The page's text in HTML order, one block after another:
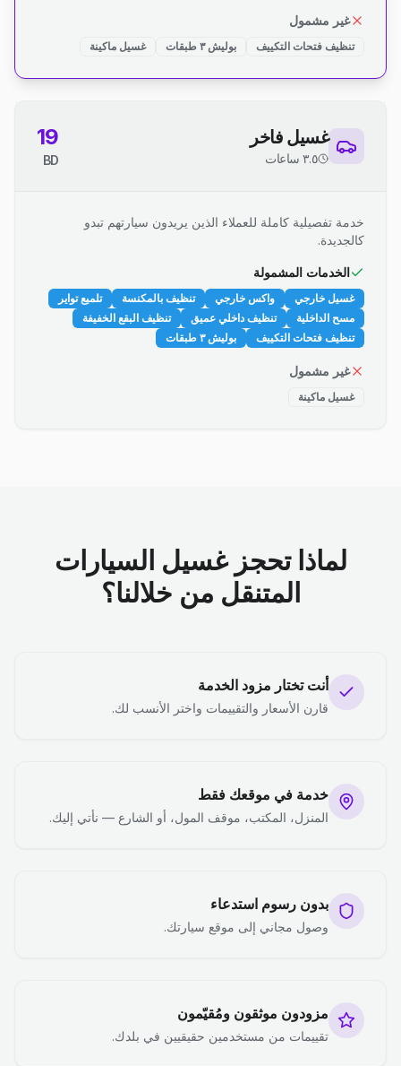
غير مشمول
تنظيف فتحات التكييف بوليش ٣ طبقات غسيل ماكينة
غسيل فاخر
٣.٥ ساعات
19
BD
خدمة تفصيلية كاملة للعملاء الذين يريدون سيارتهم تبدو
كالجديدة.
الخدمات المشمولة
غسيل خارجي واكس خارجي تنظيف بالمكنسة
تلميع تواير
مسح الداخلية
تنظيف داخلي عميق
تنظيف البقع الخفيفة
تنظيف فتحات التكييف
بوليش ٣ طبقات
غير مشمول
غسيل ماكينة
لماذا تحجز غسيل السيارات
المتنقل من خلالنا؟
أنت تختار مزود الخدمة
قارن الأسعار والتقييمات واختر الأنسب لك.
خدمة في موقعك فقط
المنزل، المكتب، موقف المول، أو الشارع — نأتي إليك.
بدون رسوم استدعاء
وصول مجاني إلى موقع سيارتك.
مزودون موثقون ومُقيّمون
تقييمات من مستخدمين حقيقيين في بلدك.